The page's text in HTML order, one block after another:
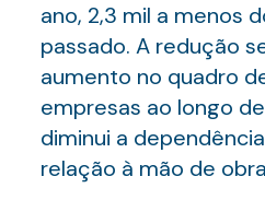
ano, 2,3 mil a menos
passado. A redução
aumento no quadro
empresas ao longo
diminui a
relação à mão de